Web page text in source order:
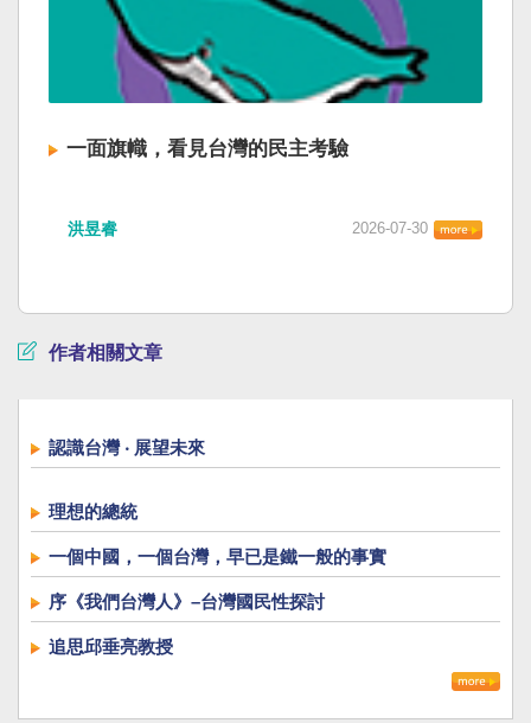
一面旗幟，看見台灣的民主考驗
洪昱睿 2026-07-30
作者相關文章
認識台灣 ‧ 展望未來
理想的總統
一個中國，一個台灣，早已是鐵一般的事實
序《我們台灣人》–台灣國民性探討
追思邱垂亮教授